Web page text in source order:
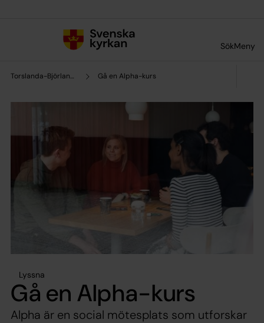
SökMeny
Torslanda-Björlanda församling Gå en Alpha-kurs
Lyssna
Gå en Alpha-kurs
Alpha är en social mötesplats som utforskar